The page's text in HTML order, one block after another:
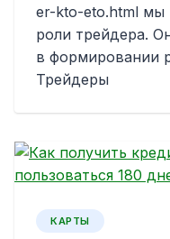
er-kto-eto.html мы
роли трейдера.
в формировании
Трейдеры
КАРТЫ